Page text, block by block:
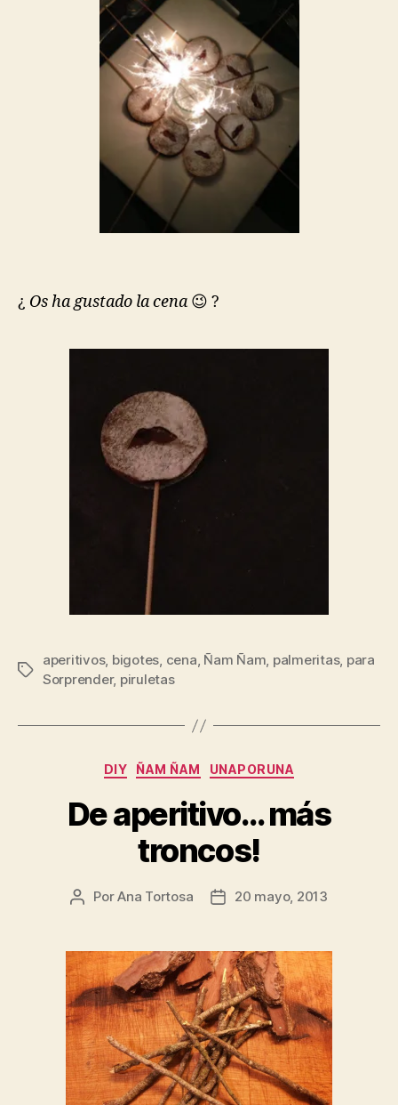
¿ Os ha gustado la cena 😉 ?
Etiquetas
aperitivos, bigotes, cena, Ñam Ñam, palmeritas, para
Sorprender, piruletas
Categorías
DIY ÑAM ÑAM UNAPORUNA
De aperitivo… más
troncos!
Autor
entrada
PorAna Tortosa
Fecha
entrada
20 mayo, 2013